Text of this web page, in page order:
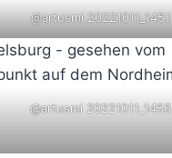
@artusmi 20221011_1451
@artusmi 20221011_1456